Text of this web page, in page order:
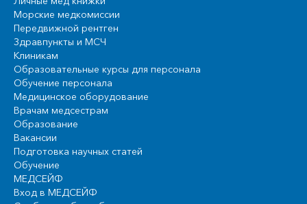
Морские медкомиссии
Передвижной рентген
Здравпункты и МСЧ
Клиникам
Образовательные курсы для персонала
Обучение персонала
Медицинское оборудование
Врачам медсестрам
Образование
Вакансии
Подготовка научных статей
Обучение
МЕДСЕЙФ
Вход в МЕДСЕЙФ